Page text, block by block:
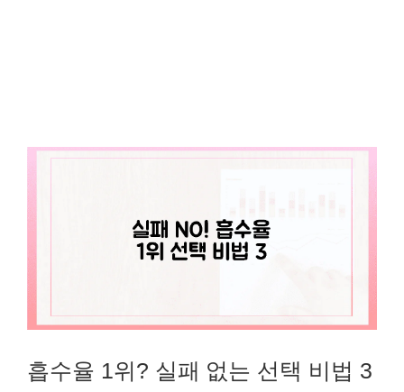
흡수율 1위? 실패 없는 선택 비법 3